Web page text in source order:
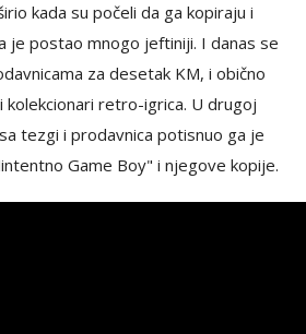
kada su počeli da ga kopiraju i
je postao mnogo jeftiniji. I danas se
za desetak KM, i obično
retro-igrica. U drugoj
tezgi i prodavnica potisnuo ga je
Game Boy" i njegove kopije.